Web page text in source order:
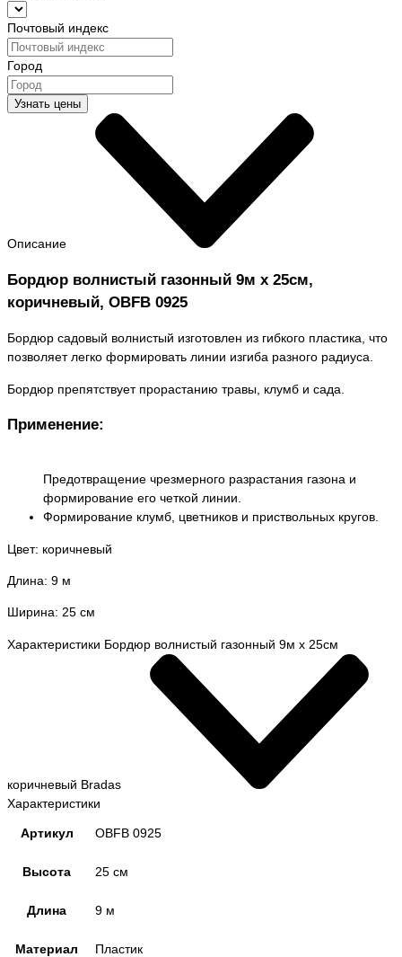
Почтовый индекс
Город
Узнать цены
Описание
Бордюр волнистый газонный 9м х 25см,
коричневый, OBFB 0925
Бордюр садовый волнистый изготовлен из гибкого пластика, что
позволяет легко формировать линии изгиба разного радиуса.
Бордюр препятствует прорастанию травы, клумб и сада.
Применение:
Предотвращение чрезмерного разрастания газона и
формирование его четкой линии.
Формирование клумб, цветников и приствольных кругов.
Цвет: коричневый
Длина: 9 м
Ширина: 25 см
Характеристики Бордюр волнистый газонный 9м х 25см
коричневый Bradas
Характеристики
Артикул OBFB 0925
Высота 25 см
Длина 9 м
Материал Пластик